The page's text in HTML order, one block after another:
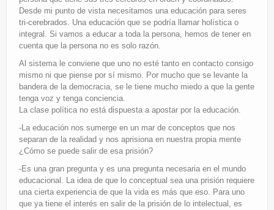
Desde mi punto de vista necesitamos una educación para seres
tri-cerebrados. Una educación que se podría llamar holística o
integral. Si vamos a educar a toda la persona, hemos de tener en
cuenta que la persona no es solo razón.
Al sistema le conviene que uno no esté tanto en contacto consigo
mismo ni que piense por sí mismo. Por mucho que se levante la
bandera de la democracia, se le tiene mucho miedo a que la gente
tenga voz y tenga conciencia.
La clase política no está dispuesta a apostar por la educación.
-La educación nos sumerge en un mar de conceptos que nos
separan de la realidad y nos aprisiona en nuestra propia mente
¿Cómo se puede salir de esa prisión?
-Es una gran pregunta y es una pregunta necesaria en el mundo
educacional. La idea de que lo conceptual sea una prisión requiere
una cierta experiencia de que la vida es más que eso. Para uno
que ya tiene el interés en salir de la prisión de lo intelectual, es